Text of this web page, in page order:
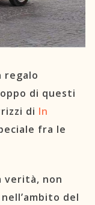
regalo
di questi
di In
fra le
verità, non
del